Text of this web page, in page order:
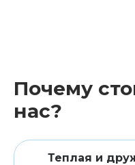
Почему
нас?
Теплая и